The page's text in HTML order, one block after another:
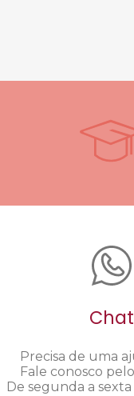
Chat
Precisa de uma
Fale conosco
De segunda a sexta